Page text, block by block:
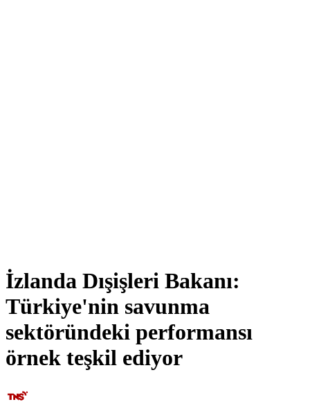
İzlanda Dışişleri Bakanı:
Türkiye'nin savunma
sektöründeki performansı
örnek teşkil ediyor